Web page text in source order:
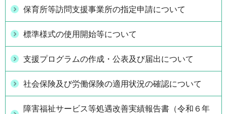
保育所等訪問支援事業所の指定申請について
標準様式の使用開始等について
支援プログラムの作成・公表及び届出について
社会保険及び労働保険の適用状況の確認について
障害福祉サービス等処遇改善実績報告書（令和６年